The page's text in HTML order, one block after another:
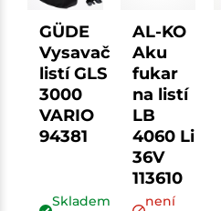
GÜDE
Vysavač
listí GLS
3000
VARIO
94381
Skladem
AL-KO
Aku
fukar
na listí
LB
4060 Li
36V
113610
není